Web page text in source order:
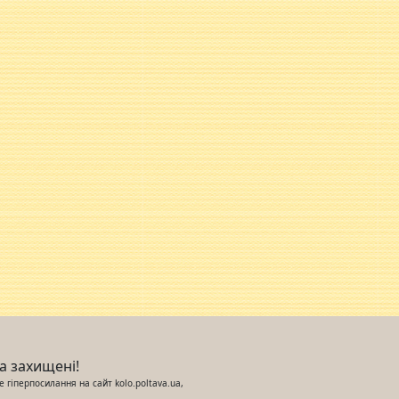
захищені!
гіперпосилання на сайт kolo.poltava.ua,